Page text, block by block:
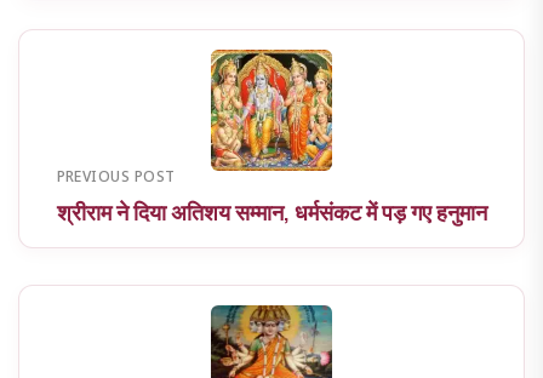
PREVIOUS POST
श्रीराम ने दिया अतिशय सम्मान, धर्मसंकट में पड़ गए हनुमान